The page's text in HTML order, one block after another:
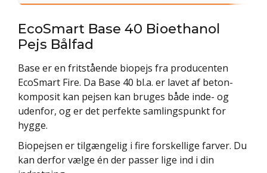
EcoSmart Base 40 Bioethanol
Pejs Bålfad
Base er en fritstående biopejs fra producenten
EcoSmart Fire. Da Base 40 bl.a. er lavet af beton-
komposit kan pejsen kan bruges både inde- og
udenfor, og er det perfekte samlingspunkt for
hygge.
Biopejsen er tilgængelig i fire forskellige farver. Du
kan derfor vælge én der passer lige ind i din